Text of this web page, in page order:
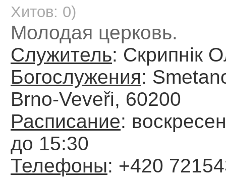
Хитов: 0)
Молодая церковь.
Служитель: Скрипнік
Богослужения:
Brno-Veveři, 60200
Расписание:
до 15:30
Телефоны: +420